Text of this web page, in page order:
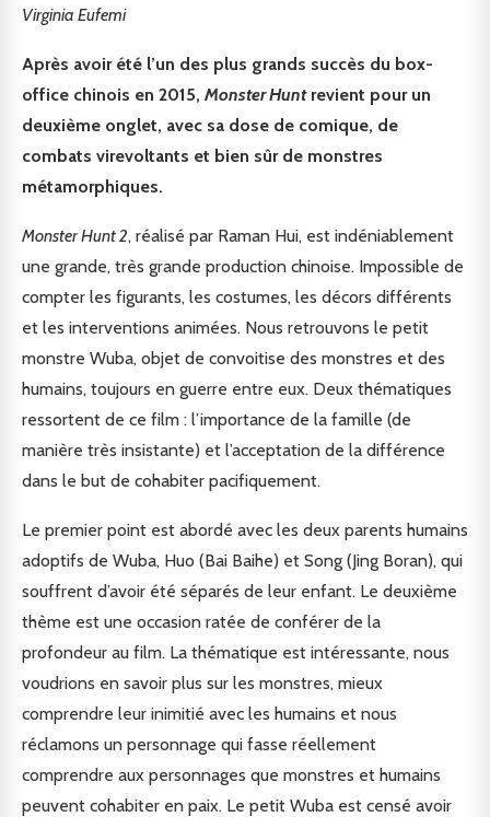
Virginia Eufemi
Après avoir été l’un des plus grands succès du box-
office chinois en 2015, Monster Huntrevient pour un
deuxième onglet, avec sa dose de comique, de
combats virevoltants et bien sûr de monstres
métamorphiques.
Monster Hunt 2, réalisé par Raman Hui, est indéniablement
une grande, très grande production chinoise. Impossible de
compter les figurants, les costumes, les décors différents
et les interventions animées. Nous retrouvons le petit
monstre Wuba, objet de convoitise des monstres et des
humains, toujours en guerre entre eux. Deux thématiques
ressortent de ce film : l’importance de la famille (de
manière très insistante) et l’acceptation de la différence
dans le but de cohabiter pacifiquement.
Le premier point est abordé avec les deux parents humains
adoptifs de Wuba, Huo (Bai Baihe) et Song (Jing Boran), qui
souffrent d’avoir été séparés de leur enfant. Le deuxième
thème est une occasion ratée de conférer de la
profondeur au film. La thématique est intéressante, nous
voudrions en savoir plus sur les monstres, mieux
comprendre leur inimitié avec les humains et nous
réclamons un personnage qui fasse réellement
comprendre aux personnages que monstres et humains
peuvent cohabiter en paix. Le petit Wuba est censé avoir